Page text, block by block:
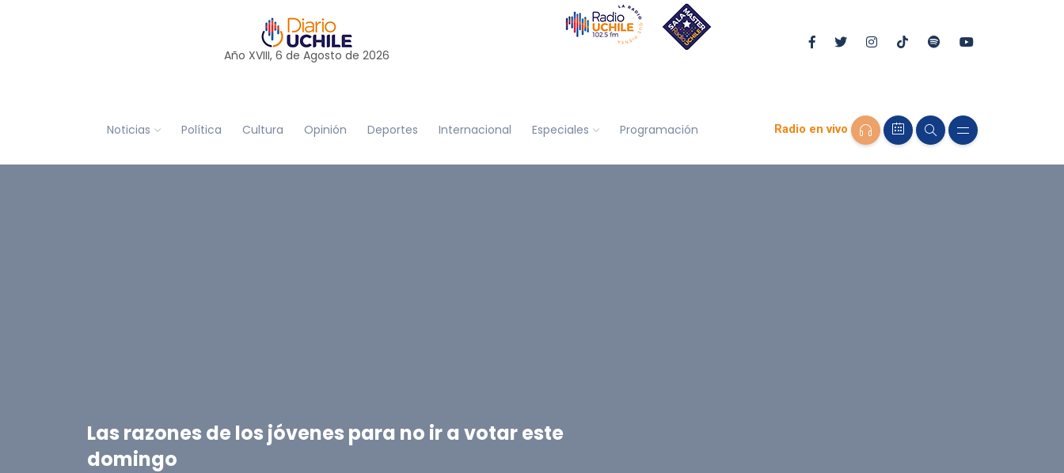
Año XVIII, 6 de Agosto de 2026
Noticias Política Cultura Opinión Deportes Internacional Especiales Programación Radio en vivo
Las razones de los jóvenes para no ir a votar este
domingo